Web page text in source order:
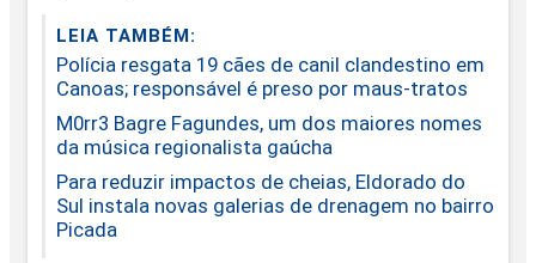
LEIA TAMBÉM:
Polícia resgata 19 cães de canil clandestino em
Canoas; responsável é preso por maus-tratos
M0rr3 Bagre Fagundes, um dos maiores nomes
da música regionalista gaúcha
Para reduzir impactos de cheias, Eldorado do
Sul instala novas galerias de drenagem no bairro
Picada